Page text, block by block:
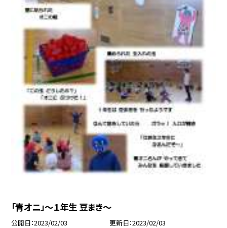
「青オニ」〜１年生 豆まき〜
公開日 2023/02/03 更新日 2023/02/03